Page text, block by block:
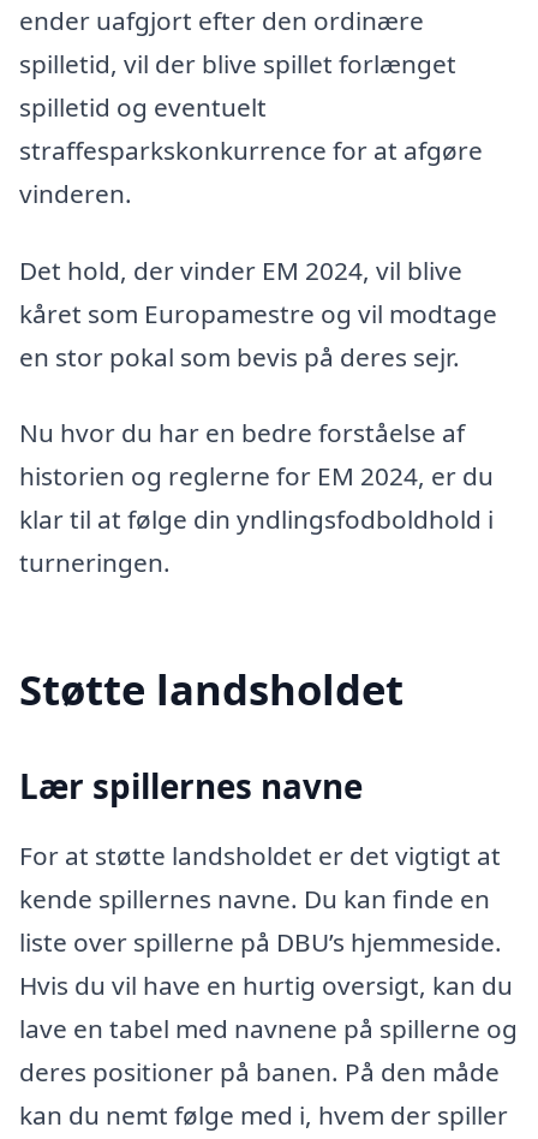
ender uafgjort efter den ordinære
spilletid, vil der blive spillet forlænget
spilletid og eventuelt
straffesparkskonkurrence for at afgøre
vinderen.
Det hold, der vinder EM 2024, vil blive
kåret som Europamestre og vil modtage
en stor pokal som bevis på deres sejr.
Nu hvor du har en bedre forståelse af
historien og reglerne for EM 2024, er du
klar til at følge din yndlingsfodboldhold i
turneringen.
Støtte landsholdet
Lær spillernes navne
For at støtte landsholdet er det vigtigt at
kende spillernes navne. Du kan finde en
liste over spillerne på DBU’s hjemmeside.
Hvis du vil have en hurtig oversigt, kan du
lave en tabel med navnene på spillerne og
deres positioner på banen. På den måde
kan du nemt følge med i, hvem der spiller